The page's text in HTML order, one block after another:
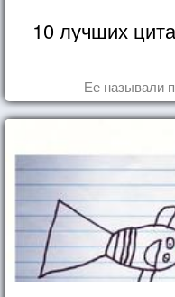
10 лучших
Ее называли